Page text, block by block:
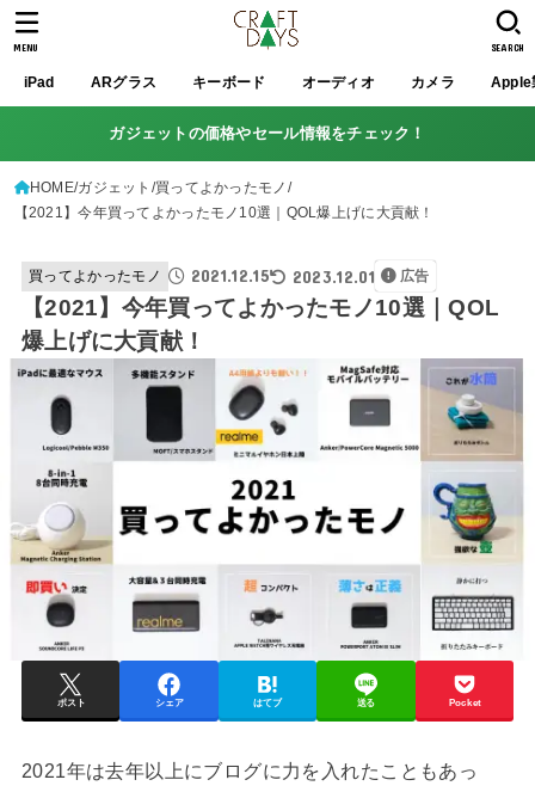
iPad ARグラス キーボード オーディオ カメラ Apple
SEARCH
MENU
ガジェットの価格やセール情報をチェック！
HOME ガジェット 買ってよかったモノ
【2021】今年買ってよかったモノ10選｜QOL爆上げに大貢献！
買ってよかったモノ 2021.12.15 2023.12.01 広告
【2021】今年買ってよかったモノ10選｜QOL
爆上げに大貢献！
ポスト シェア はてブ 送る Pocket
2021年は去年以上にブログに力を入れたこともあっ